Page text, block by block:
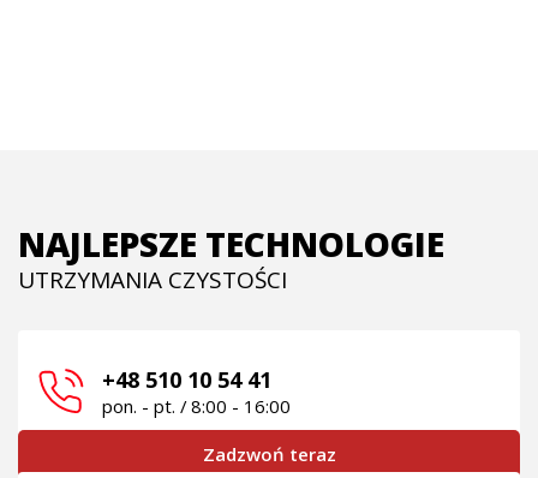
NAJLEPSZE TECHNOLOGIE
UTRZYMANIA CZYSTOŚCI
+48 510 10 54 41
pon. - pt. / 8:00 - 16:00
Zadzwoń teraz